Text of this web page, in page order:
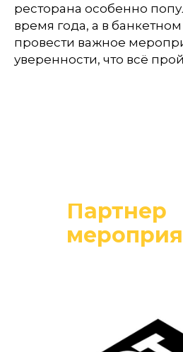
ресторана особенно
время года, а в
провести важное
уверенности, что всё
Партнер